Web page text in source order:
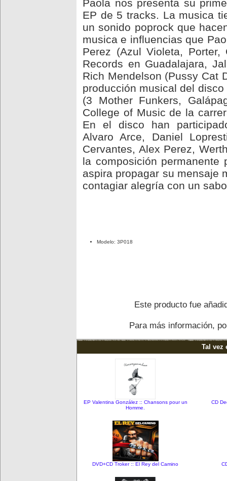
Paola nos presenta su
EP de 5 tracks. La musica
un sonido poprock que
musica e influencias que
Perez (Azul Violeta,
Records en Guadalajara,
Rich Mendelson (Pussy Cat
producción musical del
(3 Mother Funkers,
College of Music de la
En el disco han
Alvaro Arce, Daniel
Cervantes, Alex Perez,
la composición
aspira propagar su mensaje
contagiar alegría con un
Modelo: 3P018
Este producto fue
Para más información,
Tal vez
EP Valentina González :: Chansons pour un
Homme.
CD
DVD+CD Troker :: El Rey del Camino